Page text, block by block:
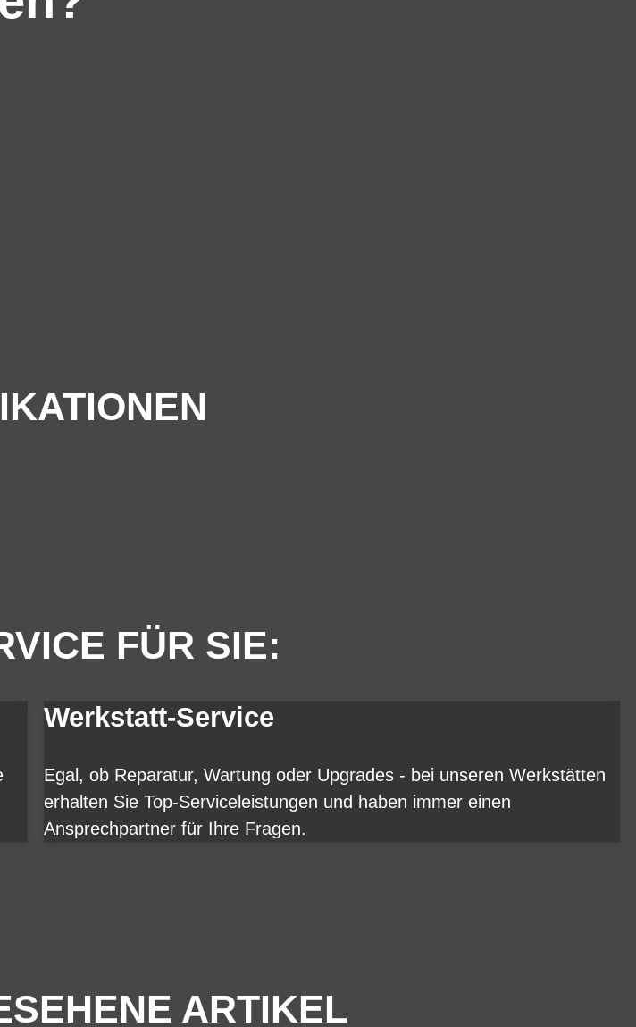
FÜR SIE:
Werkstatt-Service
Egal, ob Reparatur, Wartung oder Upgrades - bei unseren Werkstätten
erhalten Sie Top-Serviceleistungen und haben immer einen
Ansprechpartner für Ihre Fragen.
ARTIKEL